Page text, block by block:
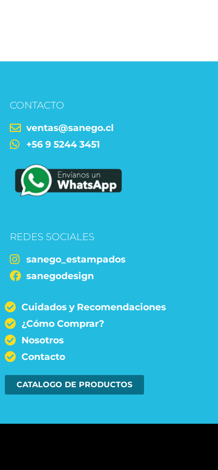
CONTACTO
ventas@sanego.cl
+56 9 5244 3451
REDES SOCIALES
sanego_estampados
sanegodesign
Cuidados y Recomendaciones
¿Cómo Comprar?
Nosotros
Contacto
CATALOGO DE PRODUCTOS